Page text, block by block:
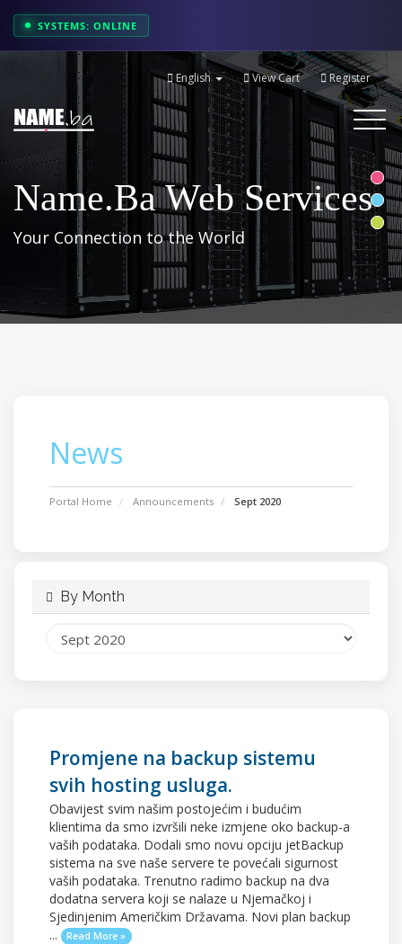
SYSTEMS: ONLINE
English View Cart Register
Toggle
Name.ba Web Services
Your Connection to the World
News
Portal Home Announcements Sept 2020
By Month
Promjene na backup sistemu
svih hosting usluga.
Obavijest svim našim postojećim i budućim
klientima da smo izvršili neke izmjene oko backup-a
vaših podataka. Dodali smo novu opciju jetBackup
sistema na sve naše servere te povećali sigurnost
vaših podataka. Trenutno radimo backup na dva
dodatna servera koji se nalaze u Njemačkoj i
Sjedinjenim Američkim Državama. Novi plan backup
...
Read More »